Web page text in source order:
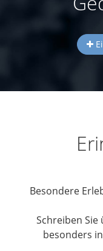
Besondere
Schreiben Sie
besonders